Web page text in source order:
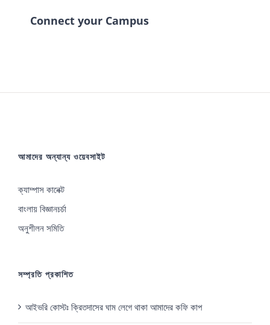
Connect your Campus
আমাদের অন্যান্য ওয়েবসাইট
ক্যাম্পাস কানেক্ট
বাংলায় বিজ্ঞানচর্চা
অনুশীলন সমিতি
সম্প্রতি প্রকাশিত
আইভরি কোস্টঃ ক্রিতদাসের ঘাম লেগে থাকা আমাদের কফি কাপ